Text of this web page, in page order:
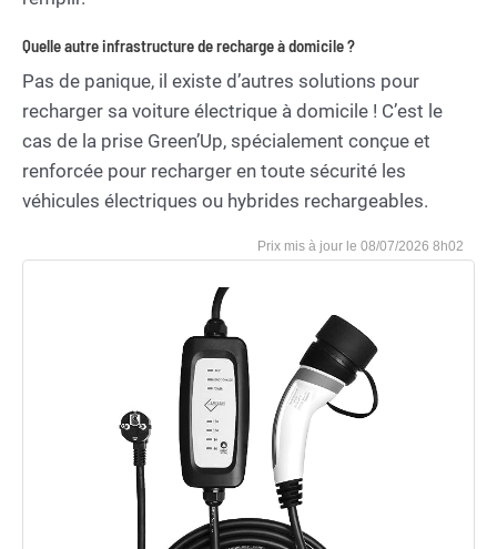
Quelle autre infrastructure de recharge à domicile ?
Pas de panique, il existe d’autres solutions pour
recharger sa voiture électrique à domicile ! C’est le
cas de la prise Green’Up, spécialement conçue et
renforcée pour recharger en toute sécurité les
véhicules électriques ou hybrides rechargeables.
08/07/2026 8h02